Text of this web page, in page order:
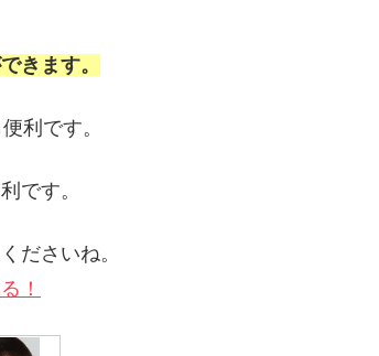
きます。
利です。
です。
ださいね。
！